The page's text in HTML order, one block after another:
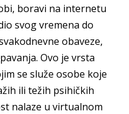
boravi na internetu
svog vremena do
obaveze,
Ovo je vrsta
se služe osobe koje
ili težih psihičkih
nalaze u virtualnom